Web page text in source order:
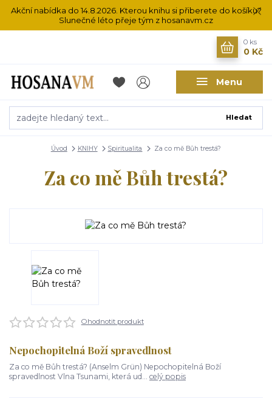
Akční nabídka do 14.8.2026. Kterou knihu si přiberete do košíku?
Slunečné léto přeje tým z hosanavm.cz
Menu
Hledat
0 ks
0 Kč
Úvod KNIHY Spiritualita Za co mě Bůh trestá?
Za co mě Bůh trestá?
Ohodnotit produkt
Nepochopitelná Boží spravedlnost
Za co mě Bůh trestá? (Anselm Grün) Nepochopitelná Boží
spravedlnost Vlna Tsunami, která ud... celý popis